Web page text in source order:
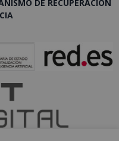
DE RECUPERACIÓN